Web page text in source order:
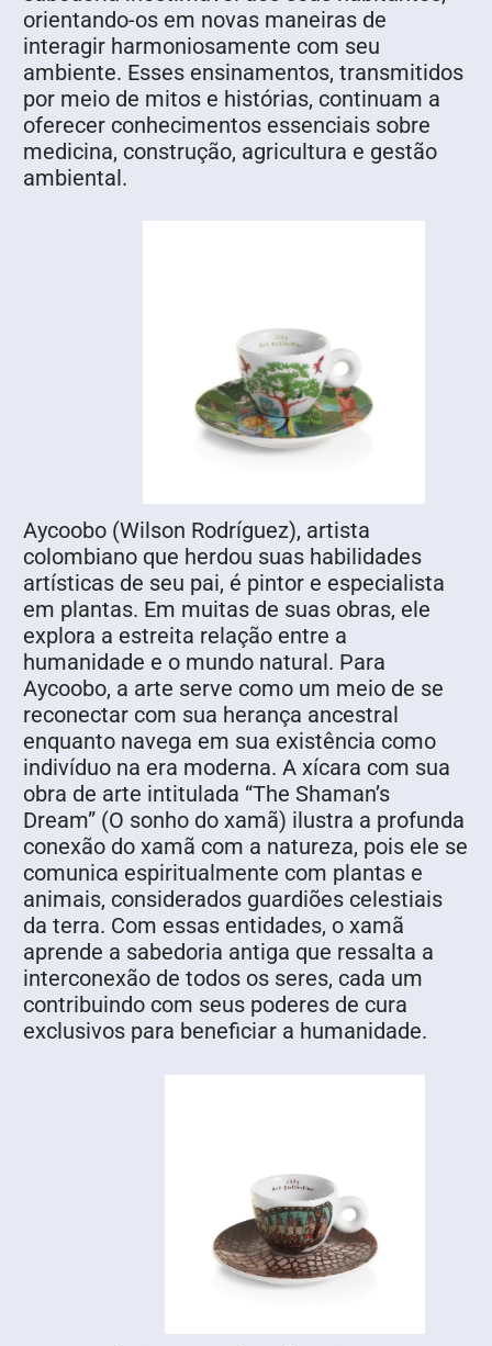
orientando-os em novas maneiras de
interagir harmoniosamente com seu
ambiente. Esses ensinamentos, transmitidos
por meio de mitos e histórias, continuam a
oferecer conhecimentos essenciais sobre
medicina, construção, agricultura e gestão
ambiental.
Aycoobo (Wilson Rodríguez), artista
colombiano que herdou suas habilidades
artísticas de seu pai, é pintor e especialista
em plantas. Em muitas de suas obras, ele
explora a estreita relação entre a
humanidade e o mundo natural. Para
Aycoobo, a arte serve como um meio de se
reconectar com sua herança ancestral
enquanto navega em sua existência como
indivíduo na era moderna. A xícara com sua
obra de arte intitulada “The Shaman’s
Dream” (O sonho do xamã) ilustra a profunda
conexão do xamã com a natureza, pois ele se
comunica espiritualmente com plantas e
animais, considerados guardiões celestiais
da terra. Com essas entidades, o xamã
aprende a sabedoria antiga que ressalta a
interconexão de todos os seres, cada um
contribuindo com seus poderes de cura
exclusivos para beneficiar a humanidade.